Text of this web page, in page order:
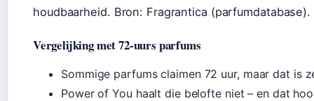
houdbaarheid. Bron: Fragrantica (parfumdatabase).
Vergelijking met 72-uurs parfums
Sommige parfums claimen 72 uur, maar dat is
Power of You haalt die belofte niet – en dat